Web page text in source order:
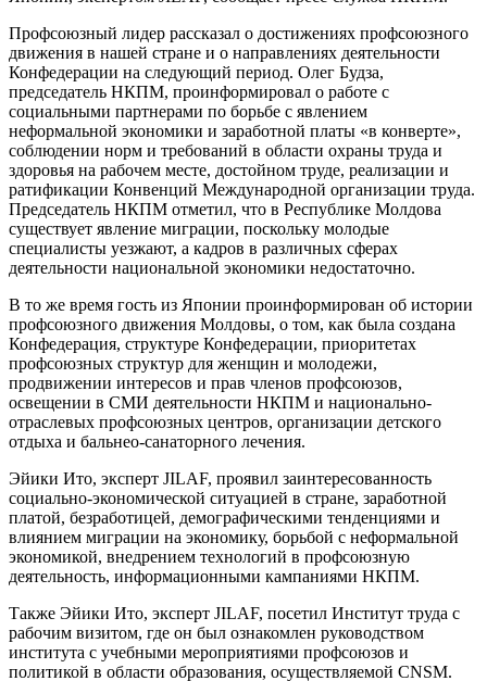
Профсоюзный лидер рассказал о достижениях профсоюзного
движения в нашей стране и о направлениях деятельности
Конфедерации на следующий период. Олег Будза,
председатель НКПМ, проинформировал о работе с
социальными партнерами по борьбе с явлением
неформальной экономики и заработной платы «в конверте»,
соблюдении норм и требований в области охраны труда и
здоровья на рабочем месте, достойном труде, реализации и
ратификации Конвенций Международной организации труда.
Председатель НКПМ отметил, что в Республике Молдова
существует явление миграции, поскольку молодые
специалисты уезжают, а кадров в различных сферах
деятельности национальной экономики недостаточно.
В то же время гость из Японии проинформирован об истории
профсоюзного движения Молдовы, о том, как была создана
Конфедерация, структуре Конфедерации, приоритетах
профсоюзных структур для женщин и молодежи,
продвижении интересов и прав членов профсоюзов,
освещении в СМИ деятельности НКПМ и национально-
отраслевых профсоюзных центров, организации детского
отдыха и бальнео-санаторного лечения.
Эйики Ито, эксперт JILAF, проявил заинтересованность
социально-экономической ситуацией в стране, заработной
платой, безработицей, демографическими тенденциями и
влиянием миграции на экономику, борьбой с неформальной
экономикой, внедрением технологий в профсоюзную
деятельность, информационными кампаниями НКПМ.
Также Эйики Ито, эксперт JILAF, посетил Институт труда с
рабочим визитом, где он был ознакомлен руководством
института с учебными мероприятиями профсоюзов и
политикой в области образования, осуществляемой CNSM.